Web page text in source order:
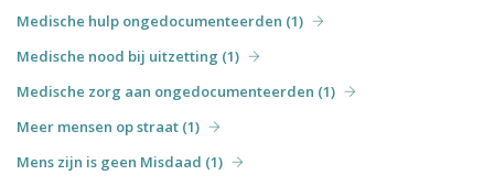
Medische hulp ongedocumenteerden (1)
Medische nood bij uitzetting (1)
Medische zorg aan ongedocumenteerden (1)
Meer mensen op straat (1)
Mens zijn is geen Misdaad (1)